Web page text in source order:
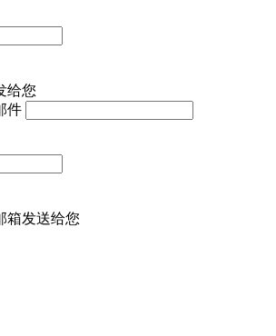
给您
件
箱发送给您